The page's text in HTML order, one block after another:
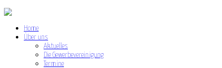
Home
Über uns
Aktuelles
Die Gewerbevereinigung
Termine